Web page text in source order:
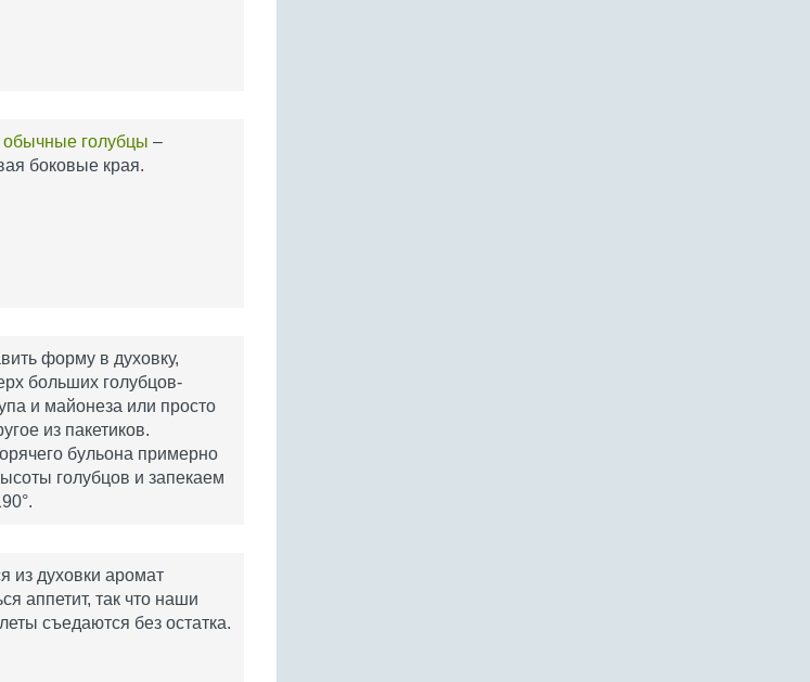
обычные голубцы –
боковые края.
форму в духовку,
больших голубцов-
и майонеза или просто
из пакетиков.
бульона примерно
голубцов и запекаем
из духовки аромат
аппетит, так что наши
съедаются без остатка.